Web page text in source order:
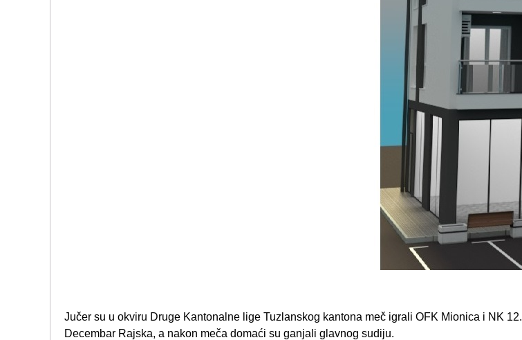
Jučer su u okviru Druge Kantonalne lige Tuzlanskog kantona meč igrali OFK Mionica i NK 12.
Decembar Rajska, a nakon meča domaći su ganjali glavnog sudiju.